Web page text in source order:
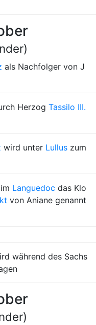
als Nachfolger von J
Herzog Tassilo III.
wird unter Lullus zum
Languedoc das Klo
von Aniane genannt
während des Sachs